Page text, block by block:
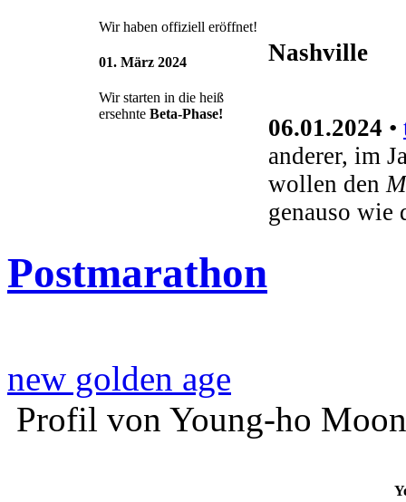
Wir haben offiziell eröffnet!
01. März 2024
Wir starten in die heiß
ersehnte Beta-Phase!
Nashville
06.01.2024 •
anderer, im
wollen den
genauso wie
Postmarathon
new golden age
Profil von Young-ho Moon